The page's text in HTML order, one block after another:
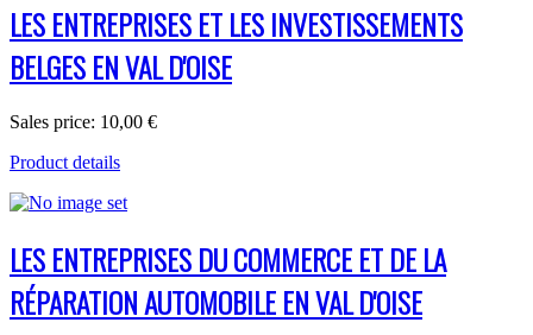
LES ENTREPRISES ET LES INVESTISSEMENTS
BELGES EN VAL D'OISE
Sales price: 10,00 €
Product details
LES ENTREPRISES DU COMMERCE ET DE LA
RÉPARATION AUTOMOBILE EN VAL D'OISE